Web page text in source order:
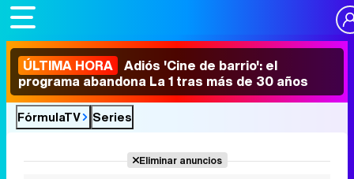
ÚLTIMA HORA Adiós 'Cine de barrio': el
programa abandona La 1 tras más de 30 años
FórmulaTV Series
Eliminar anuncios